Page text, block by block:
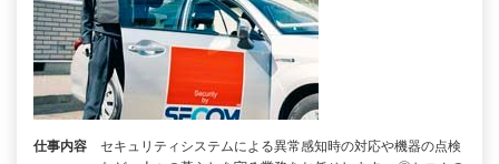
仕事内容
セキュリティシステムによる異常感知時の対応や機器の点検